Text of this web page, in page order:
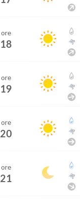
ore
18
ore
19
ore
20
ore
21